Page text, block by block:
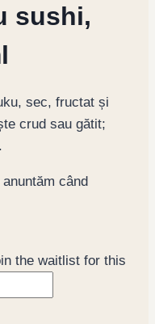
sushi,
sec, fructat și
crud sau gătit;
când
the waitlist for this